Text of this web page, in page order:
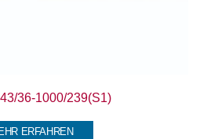
36-1000/239(S1)
ERFAHREN